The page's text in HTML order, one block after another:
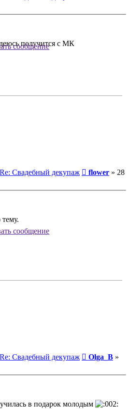
получится с МК
Re: Свадебный декупаж Сообщение
flower » 28
Re: Свадебный декупаж Сообщение
Olga_B »
в подарок молодым